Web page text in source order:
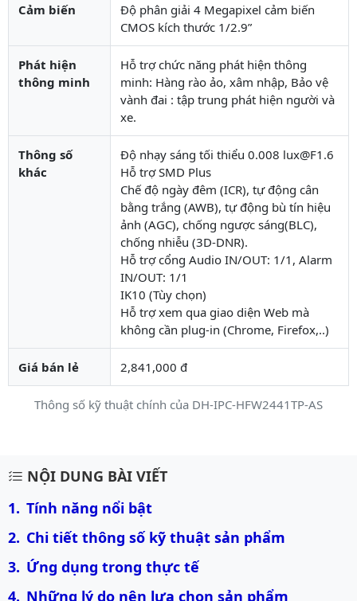
Thông số kỹ thuật chính của DH-IPC-HFW2441TP-AS
Cảm biến
Độ phân giải 4 Megapixel cảm biến
CMOS kích thước 1/2.9”
Phát hiện
thông minh
Hỗ trợ chức năng phát hiện thông
minh: Hàng rào ảo, xâm nhập, Bảo vệ
vành đai : tập trung phát hiện người và
xe.
Thông số
khác
Độ nhạy sáng tối thiểu 0.008 lux@F1.6
Hỗ trợ SMD Plus
Chế độ ngày đêm (ICR), tự động cân
bằng trắng (AWB), tự động bù tín hiệu
ảnh (AGC), chống ngược sáng(BLC),
chống nhiễu (3D-DNR).
Hỗ trợ cổng Audio IN/OUT: 1/1, Alarm
IN/OUT: 1/1
IK10 (Tùy chọn)
Hỗ trợ xem qua giao diện Web mà
không cần plug-in (Chrome, Firefox,..)
Giá bán lẻ 2,841,000 đ
Mô tả chi tiết sản phẩm
NỘI DUNG BÀI VIẾT
Tính năng nổi bật
Chi tiết thông số kỹ thuật sản phẩm
Ứng dụng trong thực tế
Những lý do nên lựa chọn sản phẩm